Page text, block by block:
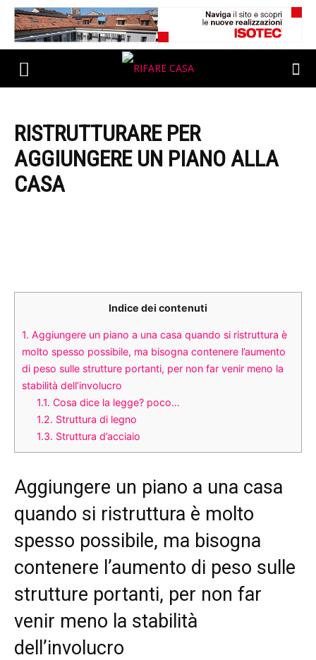
RISTRUTTURARE PER
AGGIUNGERE UN PIANO ALLA
CASA
Indice dei contenuti
1. Aggiungere un piano a una casa quando si ristruttura è
molto spesso possibile, ma bisogna contenere l’aumento
di peso sulle strutture portanti, per non far venir meno la
stabilità dell’involucro
1.1. Cosa dice la legge? poco…
1.2. Struttura di legno
1.3. Struttura d’acciaio
Aggiungere un piano a una casa
quando si ristruttura è molto
spesso possibile, ma bisogna
contenere l’aumento di peso sulle
strutture portanti, per non far
venir meno la stabilità
dell’involucro